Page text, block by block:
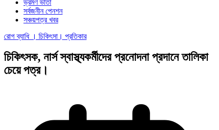
ভ্রমণ ভাতা
সর্বজনীন পেনশন
সঞ্চয়পত্র খবর
রোগ ব্যাধি । চিকিৎসা। প্রতিকার
চিকিৎসক, নার্স স্বাস্থ্যকর্মীদের প্রনোদনা প্রদানে তালিকা
চেয়ে পত্র।